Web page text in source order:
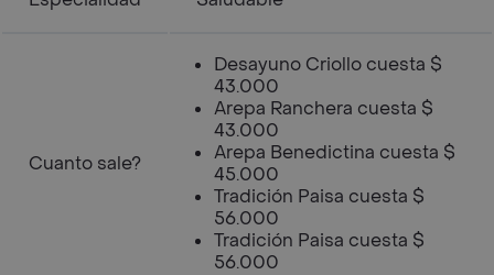
Cuanto sale?
Desayuno Criollo cuesta $
43.000
Arepa Ranchera cuesta $
43.000
Arepa Benedictina cuesta $
45.000
Tradición Paisa cuesta $
56.000
Tradición Paisa cuesta $
56.000